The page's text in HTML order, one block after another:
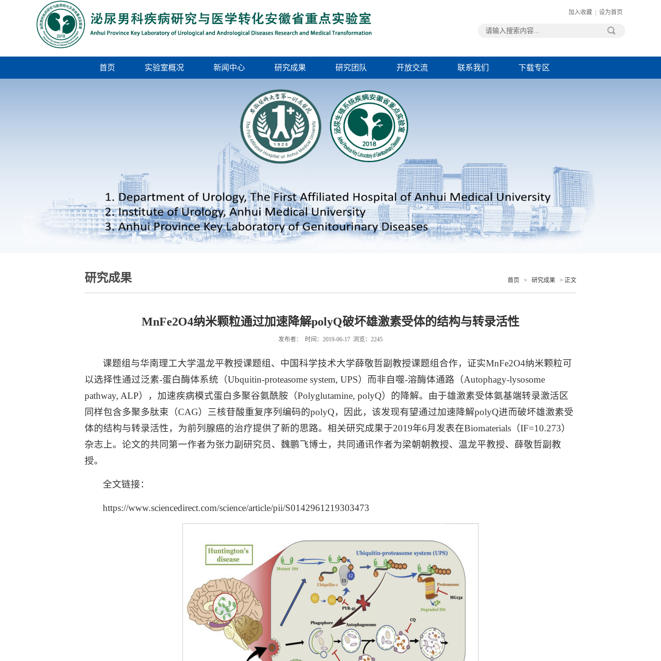
加入收藏 设为首页
首页 实验室概况 新闻中心 研究成果 研究团队 开放交流 联系我们 下载专区
研究成果 首页 > 研究成果 > 正文
MnFe2O4纳米颗粒通过加速降解polyQ破坏雄激素受体的结构与转录活性
发布者： 时间：2019-06-17 浏览： 2245
课题组与华南理工大学温龙平教授课题组、中国科学技术大学薛敬哲副教授课题组合作，证实MnFe2O4纳米颗粒可
以选择性通过泛素-蛋白酶体系统（Ubquitin-proteasome system, UPS）而非自噬-溶酶体通路（Autophagy-lysosome
pathway, ALP），加速疾病模式蛋白多聚谷氨酰胺（Polyglutamine, polyQ）的降解。由于雄激素受体氨基端转录激活区
同样包含多聚多肽束（CAG）三核苷酸重复序列编码的polyQ，因此，该发现有望通过加速降解polyQ进而破坏雄激素受
体的结构与转录活性，为前列腺癌的治疗提供了新的思路。相关研究成果于2019年6月发表在Biomaterials（IF=10.273）
杂志上。论文的共同第一作者为张力副研究员、魏鹏飞博士，共同通讯作者为梁朝朝教授、温龙平教授、薛敬哲副教
授。
全文链接：
https://www.sciencedirect.com/science/article/pii/S0142961219303473